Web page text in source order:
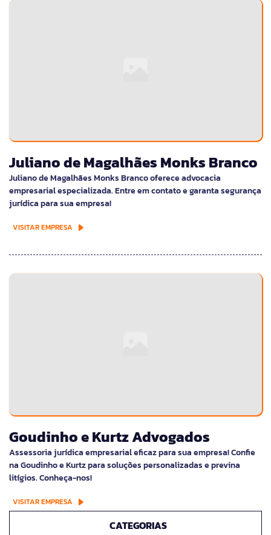
Juliano de Magalhães Monks Branco
Juliano de Magalhães Monks Branco oferece advocacia
empresarial especializada. Entre em contato e garanta segurança
jurídica para sua empresa!
VISITAR EMPRESA
Goudinho e Kurtz Advogados
Assessoria jurídica empresarial eficaz para sua empresa! Confie
na Goudinho e Kurtz para soluções personalizadas e previna
litígios. Conheça-nos!
VISITAR EMPRESA
CATEGORIAS